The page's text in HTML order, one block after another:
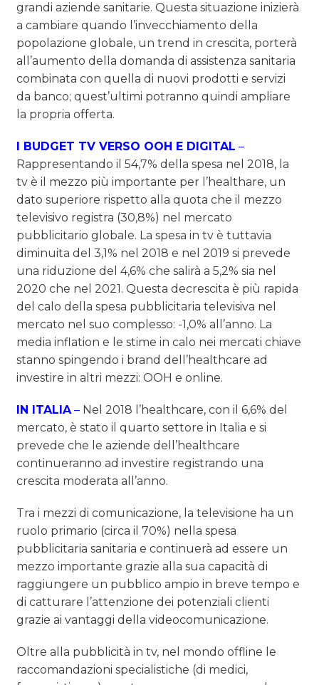
grandi aziende sanitarie. Questa situazione inizierà
a cambiare quando l’invecchiamento della
popolazione globale, un trend in crescita, porterà
all’aumento della domanda di assistenza sanitaria
combinata con quella di nuovi prodotti e servizi
da banco; quest’ultimi potranno quindi ampliare
la propria offerta.
I BUDGET TV VERSO OOH E DIGITAL –
Rappresentando il 54,7% della spesa nel 2018, la
tv è il mezzo più importante per l’healthare, un
dato superiore rispetto alla quota che il mezzo
televisivo registra (30,8%) nel mercato
pubblicitario globale. La spesa in tv è tuttavia
diminuita del 3,1% nel 2018 e nel 2019 si prevede
una riduzione del 4,6% che salirà a 5,2% sia nel
2020 che nel 2021. Questa decrescita è più rapida
del calo della spesa pubblicitaria televisiva nel
mercato nel suo complesso: -1,0% all’anno. La
media inflation e le stime in calo nei mercati chiave
stanno spingendo i brand dell’healthcare ad
investire in altri mezzi: OOH e online.
IN ITALIA– Nel 2018 l’healthcare, con il 6,6% del
mercato, è stato il quarto settore in Italia e si
prevede che le aziende dell’healthcare
continueranno ad investire registrando una
crescita moderata all’anno.
Tra i mezzi di comunicazione, la televisione ha un
ruolo primario (circa il 70%) nella spesa
pubblicitaria sanitaria e continuerà ad essere un
mezzo importante grazie alla sua capacità di
raggiungere un pubblico ampio in breve tempo e
di catturare l’attenzione dei potenziali clienti
grazie ai vantaggi della videocomunicazione.
Oltre alla pubblicità in tv, nel mondo offline le
raccomandazioni specialistiche (di medici,